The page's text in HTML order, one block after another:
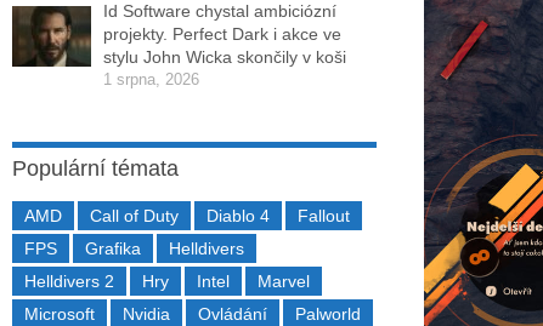
Id Software chystal ambiciózní
projekty. Perfect Dark i akce ve
stylu John Wicka skončily v koši
1 srpna, 2026
Populární témata
AMD Call of Duty Diablo 4
Fallout
FPS
Grafika
Helldivers
Helldivers 2
Hry Intel
Marvel
Microsoft
Nvidia Ovládání
Palworld